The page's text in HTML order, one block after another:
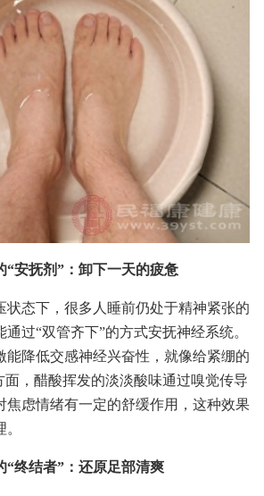
“安抚剂”：卸下一天的疲惫
状态下，很多人睡前仍处于精神紧张的
过“双管齐下”的方式安抚神经系统。
能降低交感神经兴奋性，就像给紧绷的
面，醋酸挥发的淡淡酸味通过嗅觉传导
焦虑情绪有一定的舒缓作用，这种效果
“终结者”：还原足部清爽